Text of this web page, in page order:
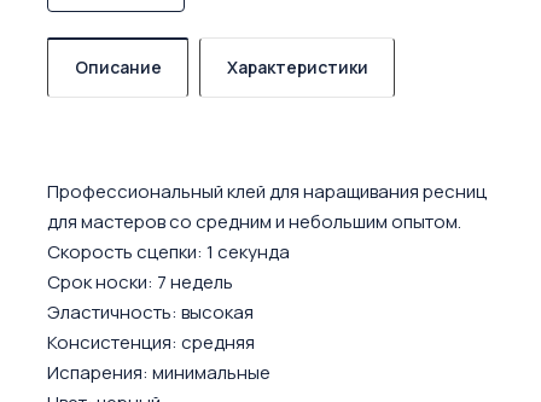
Описание Характеристики
Профессиональный клей для наращивания ресниц
для мастеров со средним и небольшим опытом.
Скорость сцепки: 1 секунда
Срок носки: 7 недель
Эластичность: высокая
Консистенция: средняя
Испарения: минимальные